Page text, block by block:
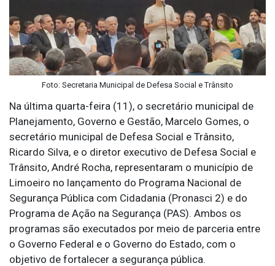
Foto: Secretaria Municipal de Defesa Social e Trânsito
Na última quarta-feira (11), o secretário municipal de
Planejamento, Governo e Gestão, Marcelo Gomes, o
secretário municipal de Defesa Social e Trânsito,
Ricardo Silva, e o diretor executivo de Defesa Social e
Trânsito, André Rocha, representaram o município de
Limoeiro no lançamento do Programa Nacional de
Segurança Pública com Cidadania (Pronasci 2) e do
Programa de Ação na Segurança (PAS). Ambos os
programas são executados por meio de parceria entre
o Governo Federal e o Governo do Estado, com o
objetivo de fortalecer a segurança pública.